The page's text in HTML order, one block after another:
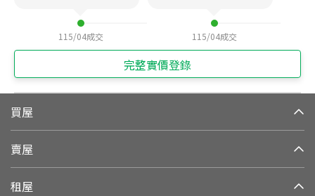
115/04成交 115/04成交
完整實價登錄
買屋
賣屋
租屋